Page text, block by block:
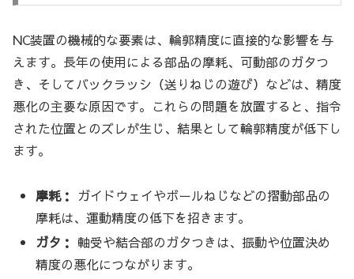
NC装置の機械的な要素は、輪郭精度に直接的な影響を与
えます。長年の使用による部品の摩耗、可動部のガタつ
き、そしてバックラッシ（送りねじの遊び）などは、精度
悪化の主要な原因です。これらの問題を放置すると、指令
された位置とのズレが生じ、結果として輪郭精度が低下し
ます。
摩耗： ガイドウェイやボールねじなどの摺動部品の
摩耗は、運動精度の低下を招きます。
ガタ： 軸受や結合部のガタつきは、振動や位置決め
精度の悪化につながります。